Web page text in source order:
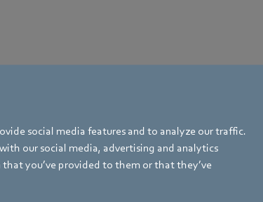
social media features and to analyze our traffic.
our social media, advertising and analytics
you’ve provided to them or that they’ve
んでいます...